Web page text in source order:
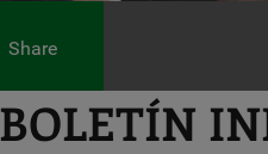
Share
BOLETÍN